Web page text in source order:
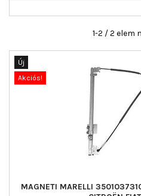
1-2 / 2 elem
Új
Akciós!
MAGNETI MARELLI